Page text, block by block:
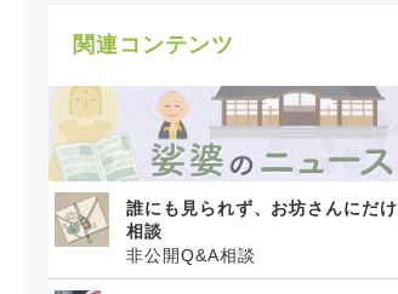
関連コンテンツ
誰にも見られず、お坊さんにだけ
相談
非公開Q&A相談